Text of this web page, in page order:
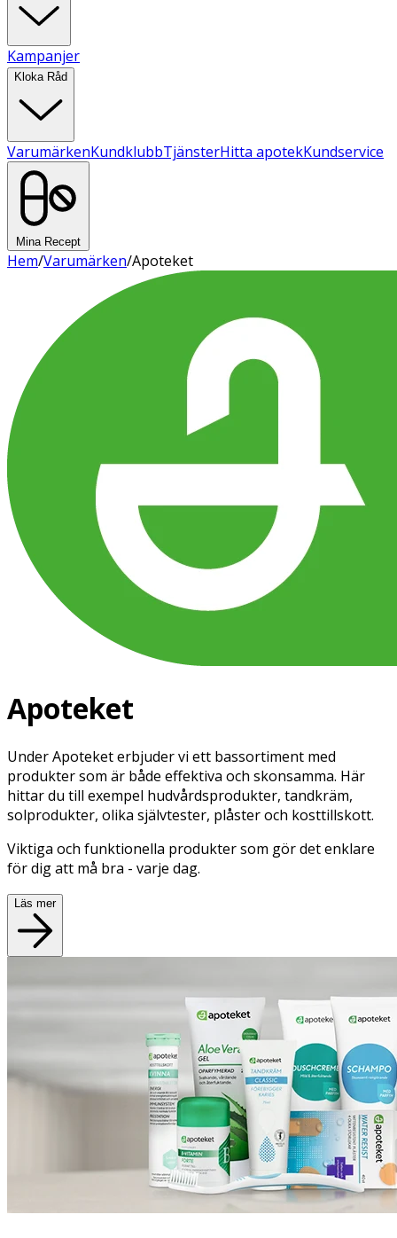
Kampanjer
Kloka Råd
VarumärkenKundklubbTjänsterHitta apotekKundservice
Mina Recept
Hem/Varumärken/Apoteket
Apoteket
Under Apoteket erbjuder vi ett bassortiment med
produkter som är både effektiva och skonsamma. Här
hittar du till exempel hudvårdsprodukter, tandkräm,
solprodukter, olika självtester, plåster och kosttillskott.
Viktiga och funktionella produkter som gör det enklare
för dig att må bra - varje dag.
Läs mer